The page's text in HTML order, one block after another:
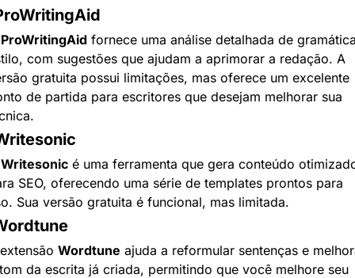
ProWritingAid fornece uma análise detalhada de
com sugestões que ajudam a aprimorar a redação. A
gratuita possui limitações, mas oferece um excelente
de partida para escritores que desejam melhorar sua
Writesonic é uma ferramenta que gera conteúdo
SEO, oferecendo uma série de templates prontos para
Sua versão gratuita é funcional, mas limitada.
Wordtune ajuda a reformular sentenças e
da escrita já criada, permitindo que você melhore seu